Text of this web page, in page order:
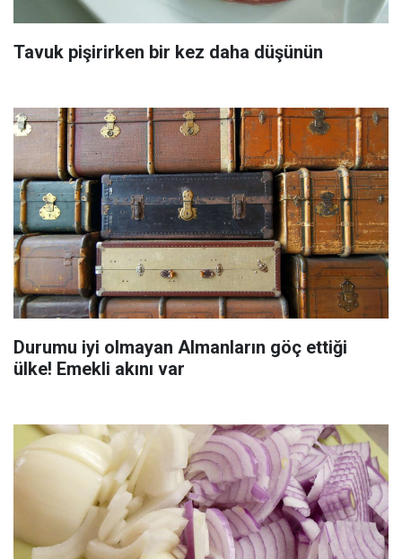
Tavuk pişirirken bir kez daha düşünün
Durumu iyi olmayan Almanların göç ettiği
ülke! Emekli akını var